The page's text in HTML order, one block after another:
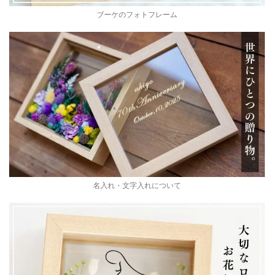
ブーケのフォトフレーム
名入れ・文字入れについて